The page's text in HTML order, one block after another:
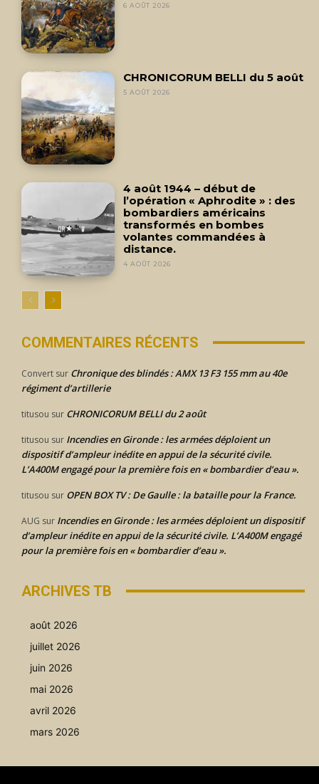
6 AOÛT 2026
CHRONICORUM BELLI du 5 août
5 AOÛT 2026
4 août 1944 – début de
l’opération « Aphrodite » : des
bombardiers américains
transformés en bombes
volantes commandées à
distance.
4 AOÛT 2026
COMMENTAIRES RÉCENTS
Convert sur Chronique des blindés : AMX 13 F3 155 mm au 40e
régiment d’artillerie
titusou sur CHRONICORUM BELLI du 2 août
titusou sur Incendies en Gironde : les armées déploient un
dispositif d’ampleur inédite en appui de la sécurité civile.
L’A400M engagé pour la première fois en « bombardier d’eau ».
titusou sur OPEN BOX TV : De Gaulle : la bataille pour la France.
AUG sur Incendies en Gironde : les armées déploient un dispositif
d’ampleur inédite en appui de la sécurité civile. L’A400M engagé
pour la première fois en « bombardier d’eau ».
ARCHIVES TB
août 2026
juillet 2026
juin 2026
mai 2026
avril 2026
mars 2026